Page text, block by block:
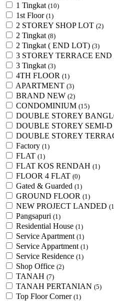
1 Tingkat (10)
1st Floor (1)
2 STOREY SHOP LOT (2)
2 Tingkat (8)
2 Tingkat ( END LOT) (3)
3 STOREY TERRACE
3 Tingkat (3)
4TH FLOOR (1)
APARTMENT (3)
BRAND NEW (2)
CONDOMINIUM (15)
DOUBLE STOREY
DOUBLE STOREY SEMI-D
DOUBLE STOREY
Factory (1)
FLAT (1)
FLAT KOS RENDAH (1)
FLOOR 4 FLAT (0)
Gated & Guarded (1)
GROUND FLOOR (1)
NEW PROJECT LANDED
Pangsapuri (1)
Residential House (1)
Service Apartment (1)
Service Appartment (1)
Service Residence (1)
Shop Office (2)
TANAH (7)
TANAH PERTANIAN (5)
Top Floor Corner (1)